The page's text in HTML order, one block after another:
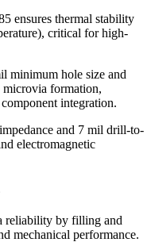
ensures thermal stability
), critical for high-
minimum hole size and
microvia formation,
component integration.
and 7 mil drill-to-
electromagnetic
reliability by filling and
mechanical performance.